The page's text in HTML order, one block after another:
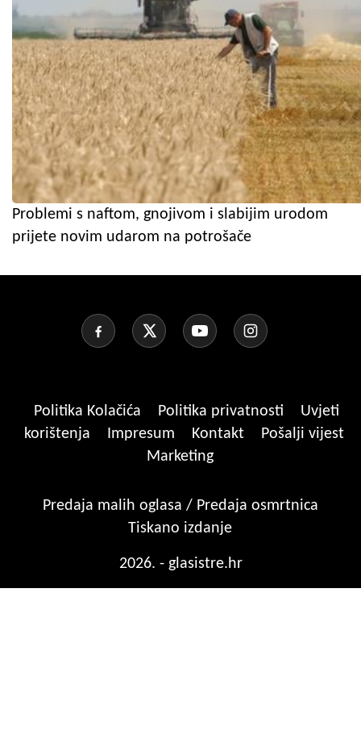
Problemi s naftom, gnojivom i slabijim urodom
prijete novim udarom na potrošače
Politika Kolačića Politika privatnosti
Uvjeti
korištenja
Impresum Kontakt
Pošalji vijest
Marketing
Predaja malih oglasa / Predaja osmrtnica
Tiskano izdanje
2026. - glasistre.hr